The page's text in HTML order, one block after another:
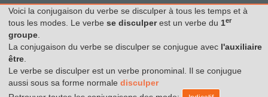
Voici la conjugaison du verbe se disculper à tous les temps et à
tous les modes. Le verbe se disculperest un verbe du 1er
groupe
La conjugaison du verbe se disculper se conjugue avec l'auxiliaire
être
Le verbe se disculper est un verbe pronominal. Il se conjugue
aussi sous sa forme normale disculper